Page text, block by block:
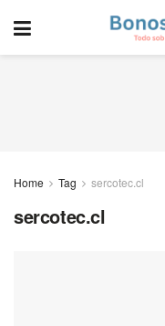
Home Tag sercotec.cl
sercotec.cl